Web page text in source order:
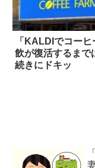
「KALDIでコーヒ
飲が復活するまで
続きにドキッ